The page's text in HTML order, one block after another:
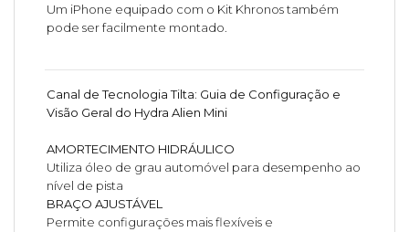
Um iPhone equipado com o Kit Khronos também
pode ser facilmente montado.
Canal de Tecnologia Tilta: Guia de Configuração e
Visão Geral do Hydra Alien Mini
AMORTECIMENTO HIDRÁULICO
Utiliza óleo de grau automóvel para desempenho ao
nível de pista
BRAÇO AJUSTÁVEL
Permite configurações mais flexíveis e